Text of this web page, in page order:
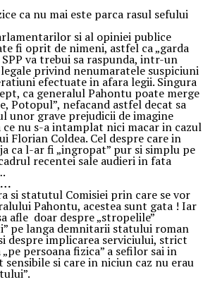
ca nu mai este parca rasul sefului
si al opiniei publice
fi oprit de nimeni, astfel ca „garda
va trebui sa raspunda, intr-un
privind nenumaratele suspiciuni
efectuate in afara legii. Singura
ca generalul Pahontu poate merge
Potopul”, nefacand astfel decat sa
unor grave prejudicii de imagine
ce nu s-a intamplat nici macar in cazul
Florian Coldea. Cel despre care in
ca l-ar fi „ingropat” pur si simplu pe
recentei sale audieri in fata
si statutul Comisiei prin care se vor
Pahontu, acestea sunt gata ! Iar
afle doar despre „stropelile”
pe langa demnitarii statului roman
despre implicarea serviciului, strict
persoana fizica” a sefilor sai in
si care in niciun caz nu erau